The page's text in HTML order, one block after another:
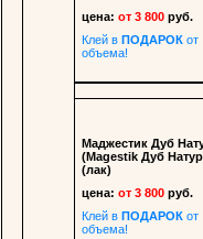
цена:от 3 800руб.
Клей вПОДАРОК от
объема!
Маджестик Дуб
(Magestik Дуб
(лак)
цена:от 3 800руб.
Клей вПОДАРОК от
объема!